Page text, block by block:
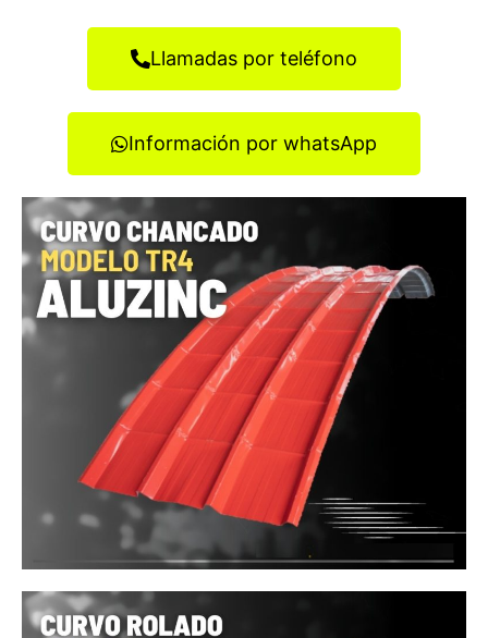
Llamadas por teléfono
Información por whatsApp